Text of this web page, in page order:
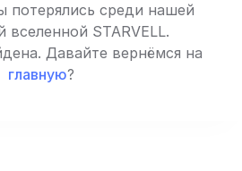
потерялись среди нашей
вселенной STARVELL.
Давайте вернёмся на
главную?